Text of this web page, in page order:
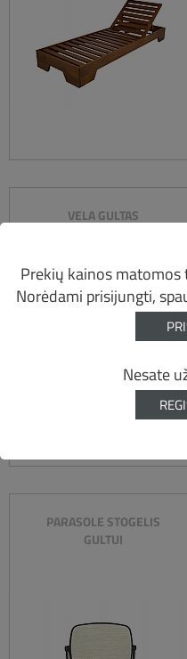
VELA GULTAS
PARASOLE STOGELIS
GULTUI
Prekių kainos
Norėdami prisijungti,
Nesate